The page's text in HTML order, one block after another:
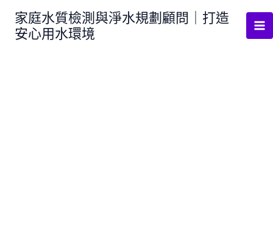
家庭水質檢測與淨水規劃顧問｜打造
安心用水環境